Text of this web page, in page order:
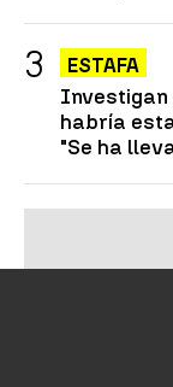
ESTAFA
Investigan
habría
"Se ha